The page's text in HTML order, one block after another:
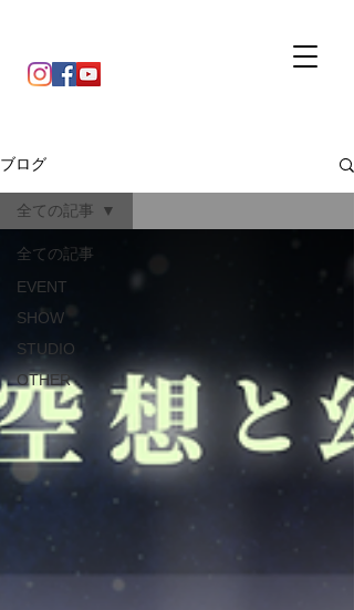
ブログ
全ての記事
EVENT
SHOW
STUDIO
OTHER
全ての記事